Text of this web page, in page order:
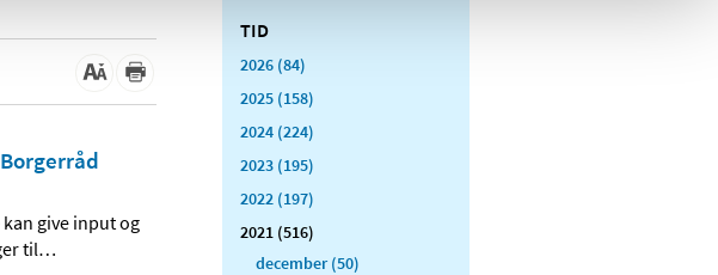
give input og
til…
TID
2026 (84)
2025 (158)
2024 (224)
2023 (195)
2022 (197)
2021 (516)
december (50)